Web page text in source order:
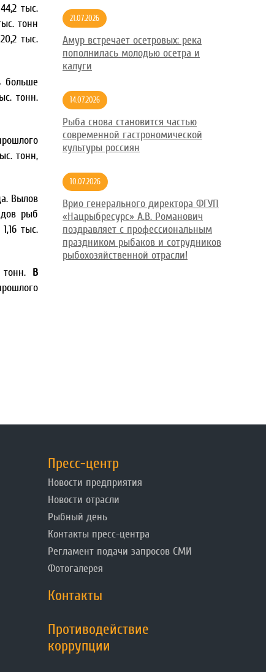
тыс.
тонн
тыс.
больше
тонн.
тонн,
Вылов
рыб
тыс.
В
21.07.2026
Амур встречает осетровых: река
пополнилась молодью осетра и
калуги
14.07.2026
Рыба снова становится частью
современной гастрономической
культуры россиян
10.07.2026
Врио генерального директора ФГУП
«Нацрыбресурс» А.В. Романович
поздравляет с профессиональным
праздником рыбаков и сотрудников
рыбохозяйственной отрасли!
Пресс-центр
Новости предприятия
Новости отрасли
Рыбный день
Контакты пресс-центра
Регламент подачи запросов СМИ
Фотогалерея
Контакты
Противодействие
коррупции